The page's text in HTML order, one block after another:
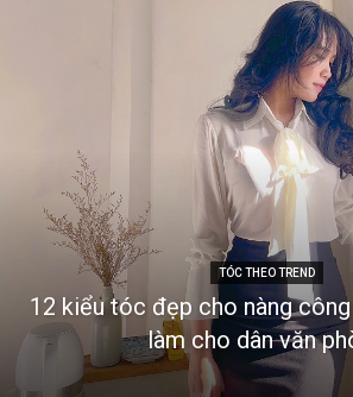
TÓC THEO TREND
12 kiểu tóc đẹp cho nàng
làm cho dân văn